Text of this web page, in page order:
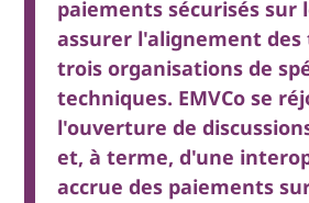
paiements sécurisés sur
assurer l'alignement des
trois organisations de
techniques. EMVCo se
l'ouverture de
et, à terme, d'une
accrue des paiements